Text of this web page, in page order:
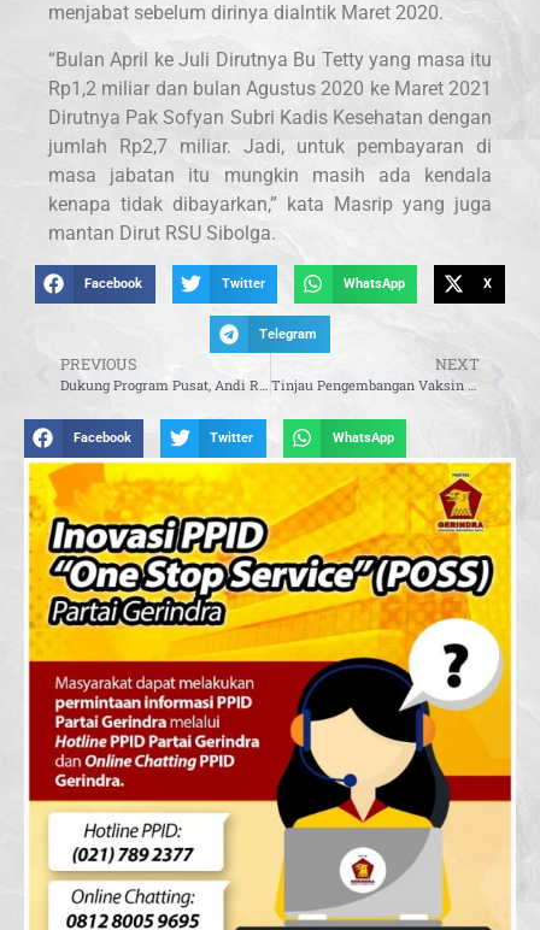
menjabat sebelum dirinya dialntik Maret 2020.
“Bulan April ke Juli Dirutnya Bu Tetty yang masa itu
Rp1,2 miliar dan bulan Agustus 2020 ke Maret 2021
Dirutnya Pak Sofyan Subri Kadis Kesehatan dengan
jumlah Rp2,7 miliar. Jadi, untuk pembayaran di
masa jabatan itu mungkin masih ada kendala
kenapa tidak dibayarkan,” kata Masrip yang juga
mantan Dirut RSU Sibolga.
Facebook Twitter WhatsApp X
Telegram
PREVIOUS
Dukung Program Pusat, Andi Ruskati Baal dan Gerindra Sulawesi Barat Laksanakan Vaksinasi Covid 19
NEXT
Tinjau Pengembangan Vaksin Di PT Etana, Sufmi Dasco Sampaikan Kabar Gembira
Facebook Twitter WhatsApp